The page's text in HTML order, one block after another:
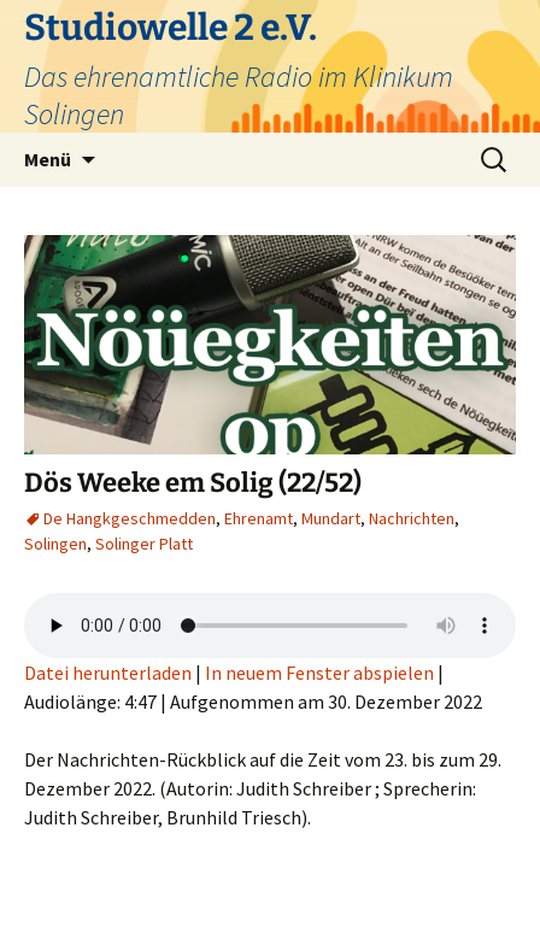
Zum
Inhalt
springen
Studiowelle 2 e.V.
Das ehrenamtliche Radio im Klinikum
Solingen
Menü
Suchen
nach:
Dös Weeke em Solig (22/52)
De Hangkgeschmedden, Ehrenamt, Mundart, Nachrichten,
Solingen, Solinger Platt
Datei herunterladen | In neuem Fenster abspielen |
Audiolänge: 4:47 | Aufgenommen am 30. Dezember 2022
Der Nachrichten-Rückblick auf die Zeit vom 23. bis zum 29.
Dezember 2022. (Autorin: Judith Schreiber ; Sprecherin:
Judith Schreiber, Brunhild Triesch).